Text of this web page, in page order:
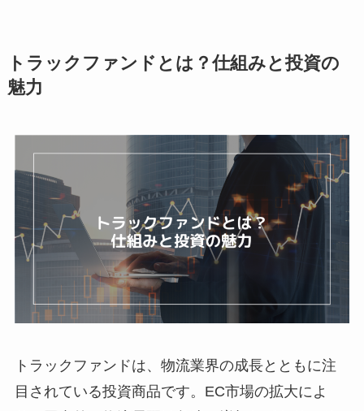
トラックファンドとは？仕組みと投資の
魅力
トラックファンドは、物流業界の成長とともに注
目されている投資商品です。EC市場の拡大によ